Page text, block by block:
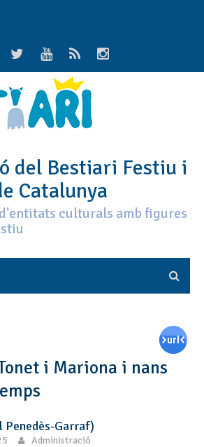
del Bestiari Festiu i
Catalunya
culturals amb figures
i Mariona i nans
Garraf)
Administració